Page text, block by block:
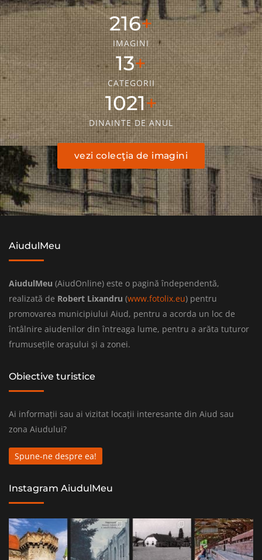
304
IMAGINI
18
CATEGORII
1436
DINAINTE DE ANUL
vezi colecţia de imagini
AiudulMeu
AiudulMeu (AiudOnline) este o pagină îndependentă,
realizată de Robert Lixandru (www.fotolix.eu) pentru
promovarea municipiului Aiud, pentru a acorda un loc de
întâlnire aiudenilor din întreaga lume, pentru a arăta tuturor
frumusețile orașului și a zonei.
Obiective turistice
Ai informații sau ai vizitat locații interesante din Aiud sau
zona Aiudului?
Spune-ne despre ea!
Instagram AiudulMeu